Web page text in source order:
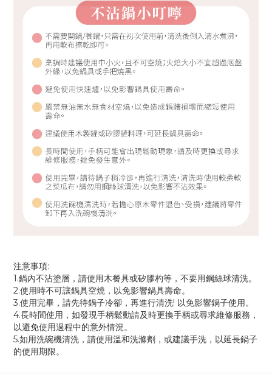
注意事項:
1.鍋內不沾塗層，請使用木餐具或矽膠杓等，不要用鋼絲球清洗。
2.使用時不可讓鍋具空燒，以免影響鍋具壽命。
3.使用完畢，請先待鍋子冷卻，再進行清洗! 以免影響鍋子使用。
4.長時間使用，如發現手柄鬆動請及時更換手柄或尋求維修服務，
以避免使用過程中的意外情況。
5.如用洗碗機清洗，請使用溫和洗滌劑，或建議手洗，以延長鍋子
的使用期限。